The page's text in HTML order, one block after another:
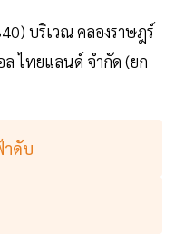
บริเวณ คลองราษฎร์
ไทยแลนด์ จำกัด (ยก
าดับ